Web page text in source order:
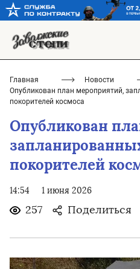
Главная
Новости
Опубликован план мероприятий,
покорителей космоса
Опубликован
покорителей
14:54 1 июня 2026
257 Поделиться